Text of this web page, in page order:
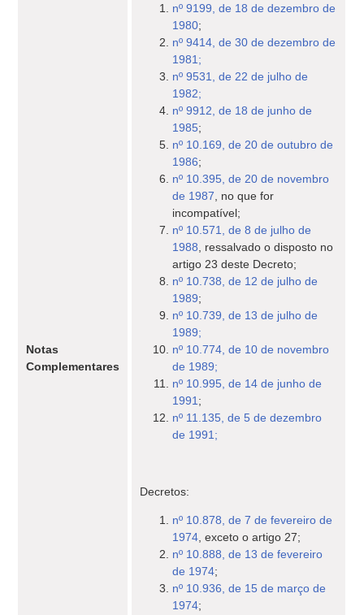
Notas
Complementares
nº 9199, de 18 de dezembro de
1980;
nº 9414, de 30 de dezembro de
1981;
nº 9531, de 22 de julho de
1982;
nº 9912, de 18 de junho de
1985;
nº 10.169, de 20 de outubro de
1986;
nº 10.395, de 20 de novembro
de 1987 , no que for
incompatível;
nº 10.571, de 8 de julho de
1988 , ressalvado o disposto no
artigo 23 deste Decreto;
nº 10.738, de 12 de julho de
1989;
nº 10.739, de 13 de julho de
1989;
nº 10.774, de 10 de novembro
de 1989;
nº 10.995, de 14 de junho de
1991 ;
nº 11.135, de 5 de dezembro
de 1991;
Decretos:
nº 10.878, de 7 de fevereiro de
1974 , exceto o artigo 27;
nº 10.888, de 13 de fevereiro
de 1974;
nº 10.936, de 15 de março de
1974;